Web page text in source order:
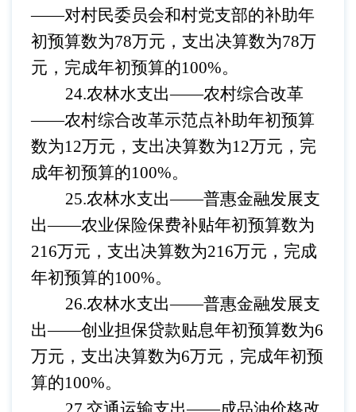
——对村民委员会和村党支部的补助年
初预算数为78万元，支出决算数为78万
元，完成年初预算的100%。
24.农林水支出——农村综合改革
——农村综合改革示范点补助年初预算
数为12万元，支出决算数为12万元，完
成年初预算的100%。
25.农林水支出——普惠金融发展支
出——农业保险保费补贴年初预算数为
216万元，支出决算数为216万元，完成
年初预算的100%。
26.农林水支出——普惠金融发展支
出——创业担保贷款贴息年初预算数为6
万元，支出决算数为6万元，完成年初预
算的100%。